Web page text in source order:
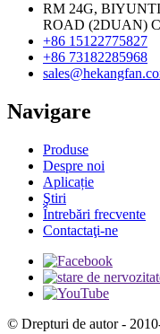
RM 24G,
ROAD (2DUAN)
+86 15122775827
+86 73182285968
Navigare
Produse
Despre noi
Aplicație
Ştiri
Întrebări frecvente
Contactaţi-ne
© Drepturi de autor -